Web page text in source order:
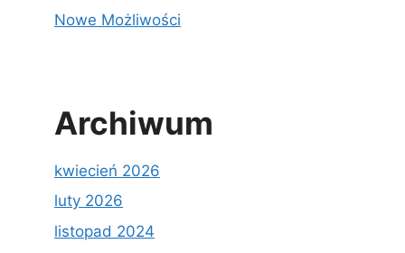
Nowe Możliwości
Archiwum
kwiecień 2026
luty 2026
listopad 2024